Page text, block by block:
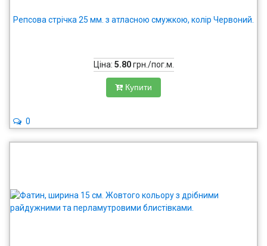
Репсова стрічка 25 мм. з атласною смужкою, колір Червоний.
Ціна: 5.80грн./пог.м.
Купити
0